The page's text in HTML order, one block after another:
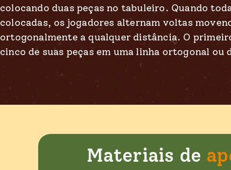
colocando duas peças no tabuleiro. Quando
colocadas, os jogadores alternam voltas
ortogonalmente a qualquer distância. O
cinco de suas peças em uma linha ortogonal ou
Materiais de